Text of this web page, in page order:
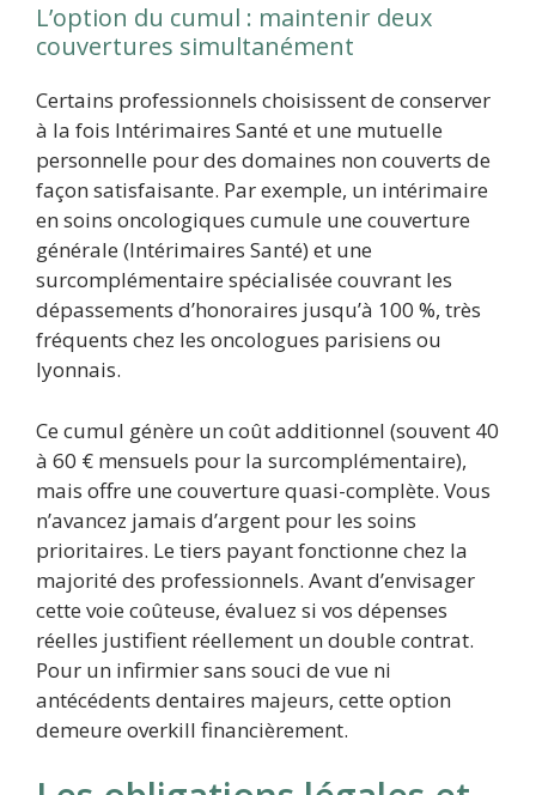
L’option du cumul : maintenir deux
couvertures simultanément
Certains professionnels choisissent de conserver
à la fois Intérimaires Santé et une mutuelle
personnelle pour des domaines non couverts de
façon satisfaisante. Par exemple, un intérimaire
en soins oncologiques cumule une couverture
générale (Intérimaires Santé) et une
surcomplémentaire spécialisée couvrant les
dépassements d’honoraires jusqu’à 100 %, très
fréquents chez les oncologues parisiens ou
lyonnais.
Ce cumul génère un coût additionnel (souvent 40
à 60 € mensuels pour la surcomplémentaire),
mais offre une couverture quasi-complète. Vous
n’avancez jamais d’argent pour les soins
prioritaires. Le tiers payant fonctionne chez la
majorité des professionnels. Avant d’envisager
cette voie coûteuse, évaluez si vos dépenses
réelles justifient réellement un double contrat.
Pour un infirmier sans souci de vue ni
antécédents dentaires majeurs, cette option
demeure overkill financièrement.